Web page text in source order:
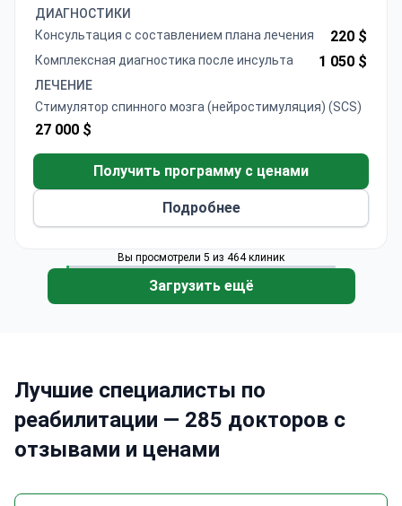
Специализируется на детской
нейрореабилитации с использованием
Обеспечивает тренировку ходьбы с помощью
системы Vector Gait и роботизированной
реабилитации Re-step
Предлагает интенсивные программы,
и психологическую поддержку
Обеспечивает специализированную
ортопедическую реабилитацию с
электротерапии
ДИАГНОСТИКИ
Консультация с составлением плана лечения
220 $
Комплексная диагностика после инсульта 1 050 $
ЛЕЧЕНИЕ
Стимулятор спинного мозга (нейростимуляция) (SCS)
27 000 $
Получить программу с ценами
Подробнее
Вы просмотрели 5 из 464 клиник
Загрузить ещё
Лучшие специалисты по
реабилитации — 285 докторов с
отзывами и ценами